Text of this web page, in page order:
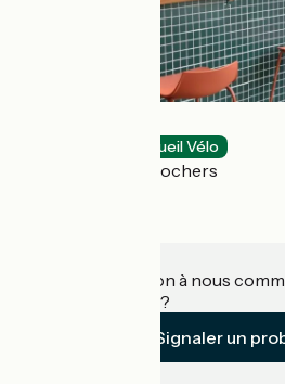
Accueil Vélo
Villaines-les-Rochers
Une information à nous
établissement ?
Signaler un